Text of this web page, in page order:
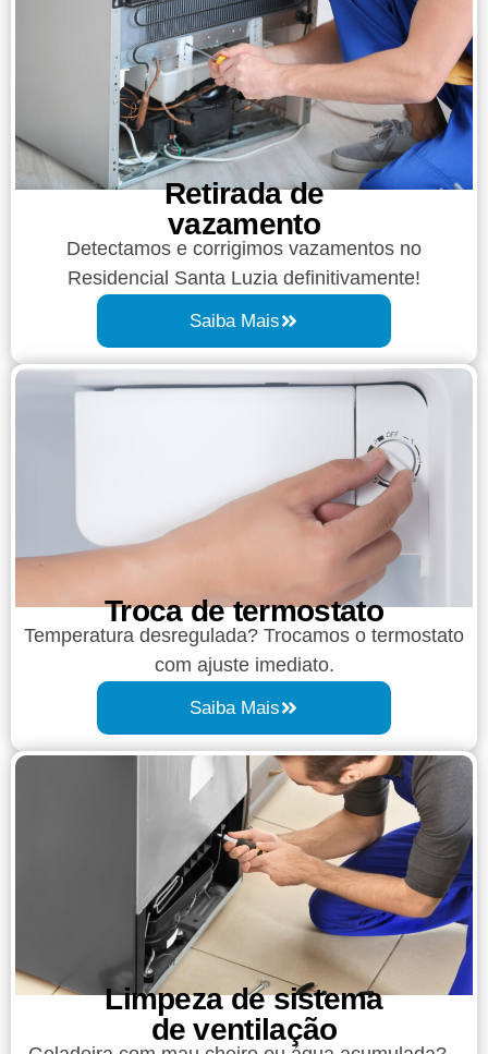
Retirada de
vazamento​​
Detectamos e corrigimos vazamentos no
Residencial Santa Luzia definitivamente!
Saiba Mais
Troca de termostato
Temperatura desregulada? Trocamos o termostato
com ajuste imediato.
Saiba Mais
Limpeza de sistema
de ventilação